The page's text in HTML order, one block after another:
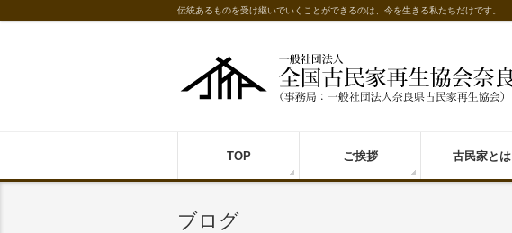
伝統あるものを受け継いでいくことができるのは、今を生きる私たちだけです。
TOP ご挨拶 古民家とは
ブログ